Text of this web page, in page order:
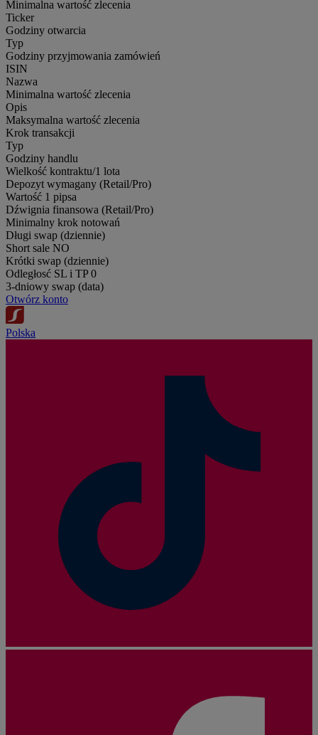
Minimalna wartość zlecenia
Ticker
Godziny otwarcia
Typ
Godziny przyjmowania zamówień
ISIN
Nazwa
Minimalna wartość zlecenia
Opis
Maksymalna wartość zlecenia
Krok transakcji
Typ
Godziny handlu
Wielkość kontraktu/1 lota
Depozyt wymagany (Retail/Pro)
Wartość 1 pipsa
Dźwignia finansowa (Retail/Pro)
Minimalny krok notowań
Długi swap (dziennie)
Short sale NO
Krótki swap (dziennie)
Odległosć SL i TP 0
3-dniowy swap (data)
Otwórz konto
Polska